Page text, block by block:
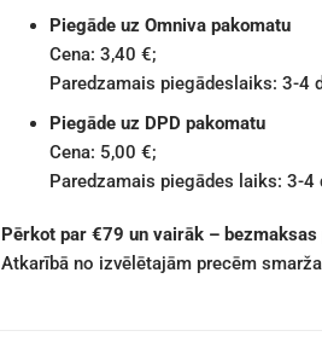
Piegāde uz Omniva pakomatu
Cena: 3,40 €;
Paredzamais piegādeslaiks: 3-4
Piegāde uz DPD pakomatu
Cena: 5,00 €;
Paredzamais piegādes laiks: 3-4
Pērkot par €79 un vairāk –
Atkarībā no izvēlētajām precēm